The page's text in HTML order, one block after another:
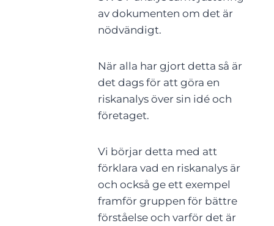
av dokumenten om det är
nödvändigt.
När alla har gjort detta så är
det dags för att göra en
riskanalys över sin idé och
företaget.
Vi börjar detta med att
förklara vad en riskanalys är
och också ge ett exempel
framför gruppen för bättre
förståelse och varför det är